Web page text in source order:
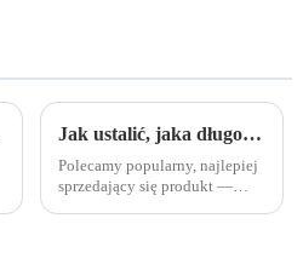
Jak ustalić, jaka długość fali światła jest niezbędna do wzrostu rośliny?
Polecamy popularny, najlepiej
sprzedający się produkt —